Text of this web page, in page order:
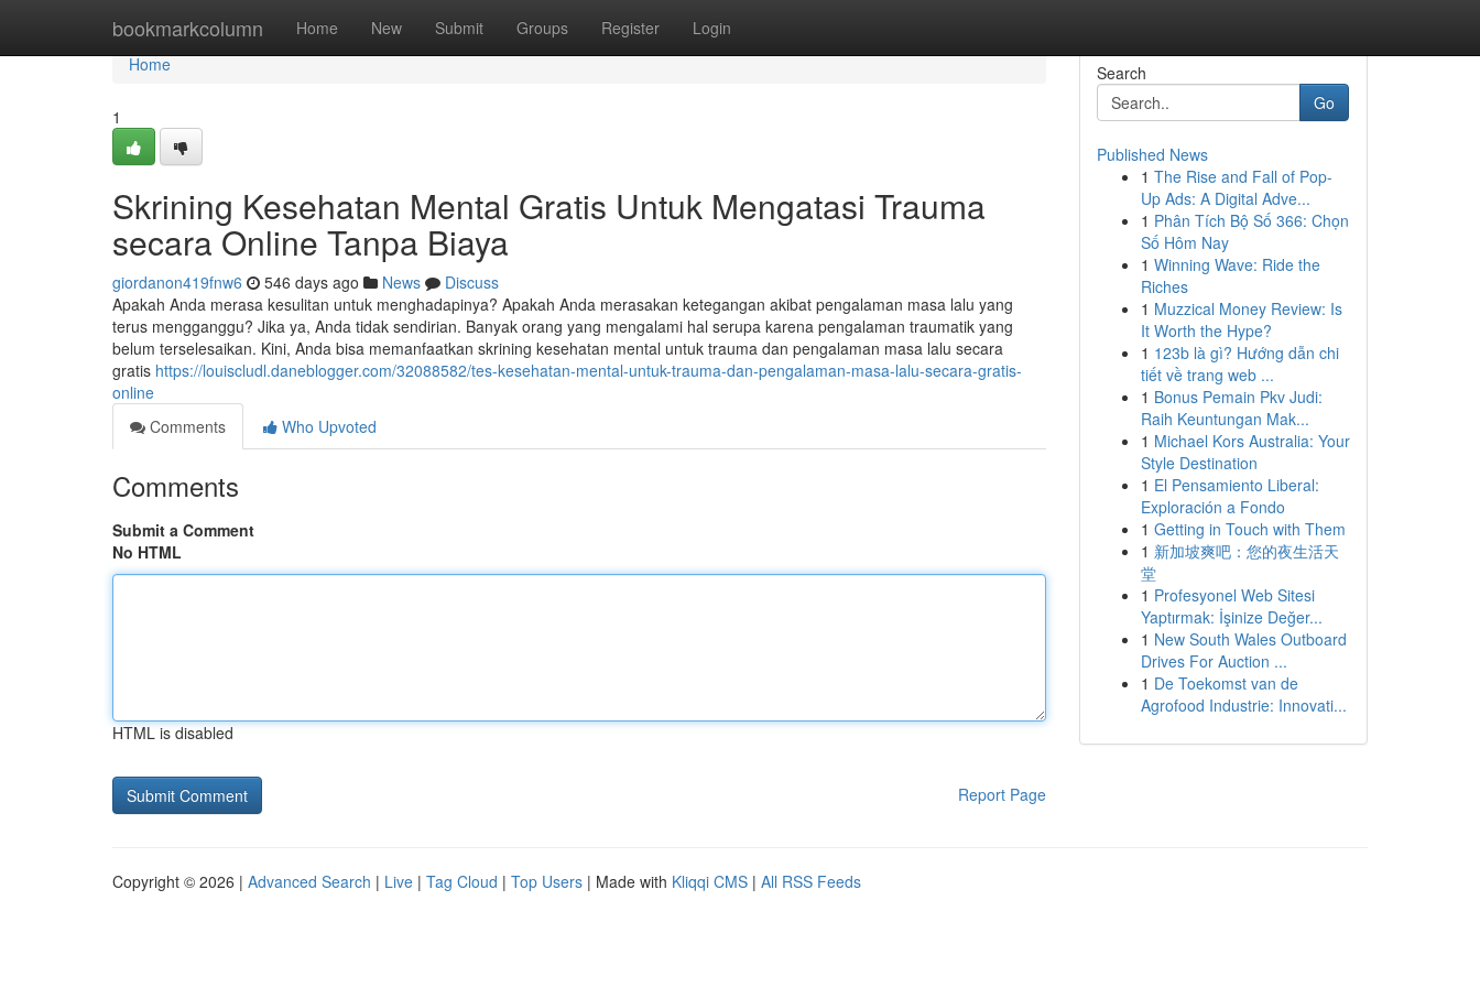
bookmarkcolumn Home New Submit Groups Register Login
Home
Home
1
Skrining Kesehatan Mental Gratis Untuk Mengatasi Trauma
secara Online Tanpa Biaya
giordanon419fnw6 546 days ago News
Discuss
Apakah Anda merasa kesulitan untuk menghadapinya? Apakah Anda merasakan ketegangan akibat pengalaman masa lalu yang
terus mengganggu? Jika ya, Anda tidak sendirian. Banyak orang yang mengalami hal serupa karena pengalaman traumatik yang
belum terselesaikan. Kini, Anda bisa memanfaatkan skrining kesehatan mental untuk trauma dan pengalaman masa lalu secara
gratis https://louiscludl.daneblogger.com/32088582/tes-kesehatan-mental-untuk-trauma-dan-pengalaman-masa-lalu-secara-gratis-
online
Comments
Who Upvoted
Comments
Submit a Comment
No HTML
HTML is disabled
Report Page
Search
Go
Published News
1 The Rise and Fall of Pop-
Up Ads: A Digital Adve...
1 Phân Tích Bộ Số 366: Chọn
Số Hôm Nay
1 Winning Wave: Ride the
Riches
1 Muzzical Money Review: Is
It Worth the Hype?
1 123b là gì? Hướng dẫn chi
tiết về trang web ...
1 Bonus Pemain Pkv Judi:
Raih Keuntungan Mak...
1 Michael Kors Australia: Your
Style Destination
1 El Pensamiento Liberal:
Exploración a Fondo
1 Getting in Touch with Them
1 新加坡爽吧：您的夜生活天
堂
1 Profesyonel Web Sitesi
Yaptırmak: İşinize Değer...
1 New South Wales Outboard
Drives For Auction ...
1 De Toekomst van de
Agrofood Industrie: Innovati...
Copyright © 2026 | Advanced Search | Live | Tag Cloud | Top Users | Made with Kliqqi CMS | All RSS Feeds